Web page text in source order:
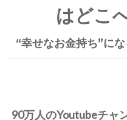
はどこ
“幸せなお金持ち”に
90万人のYoutubeチャ